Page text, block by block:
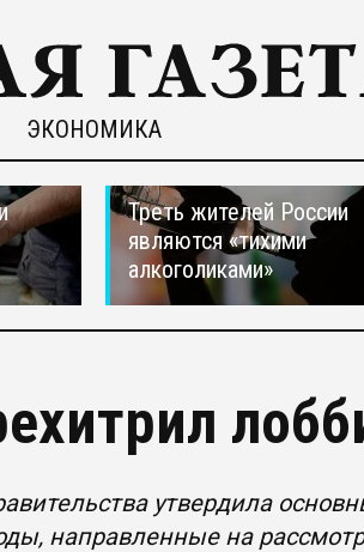
ЭКОНОМИКА
Треть жителей России
являются «тихими
алкоголиками»
утвердила
направленные на